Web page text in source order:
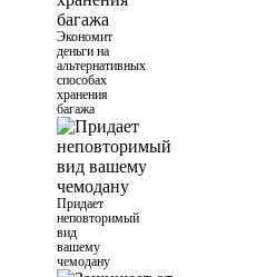
Экономит
деньги на
альтернативных
способах
хранения
багажа
Придает
неповторимый
вид
вашему
чемодану